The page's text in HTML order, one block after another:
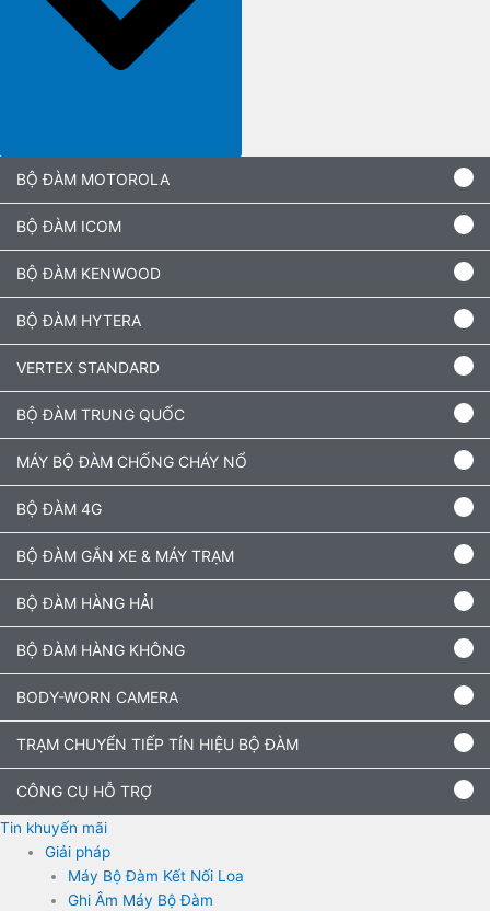
BỘ ĐÀM MOTOROLA
BỘ ĐÀM ICOM
BỘ ĐÀM KENWOOD
BỘ ĐÀM HYTERA
VERTEX STANDARD
BỘ ĐÀM TRUNG QUỐC
MÁY BỘ ĐÀM CHỐNG CHÁY NỔ
BỘ ĐÀM 4G
BỘ ĐÀM GẮN XE & MÁY TRẠM
BỘ ĐÀM HÀNG HẢI
BỘ ĐÀM HÀNG KHÔNG
BODY-WORN CAMERA
TRẠM CHUYỂN TIẾP TÍN HIỆU BỘ ĐÀM
CÔNG CỤ HỖ TRỢ
Tin khuyến mãi
Giải pháp
Máy Bộ Đàm Kết Nối Loa
Ghi Âm Máy Bộ Đàm